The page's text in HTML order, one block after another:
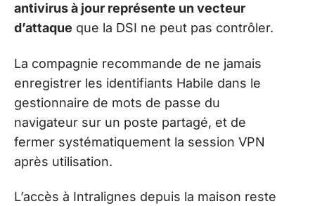
antivirus à jour représente un vecteur
d’attaque que la DSI ne peut pas contrôler.
La compagnie recommande de ne jamais
enregistrer les identifiants Habile dans le
gestionnaire de mots de passe du
navigateur sur un poste partagé, et de
fermer systématiquement la session VPN
après utilisation.
L’accès à Intralignes depuis la maison reste